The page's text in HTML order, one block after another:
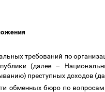
требований по
(далее –
преступных доходов
обменных бюро по вопросам